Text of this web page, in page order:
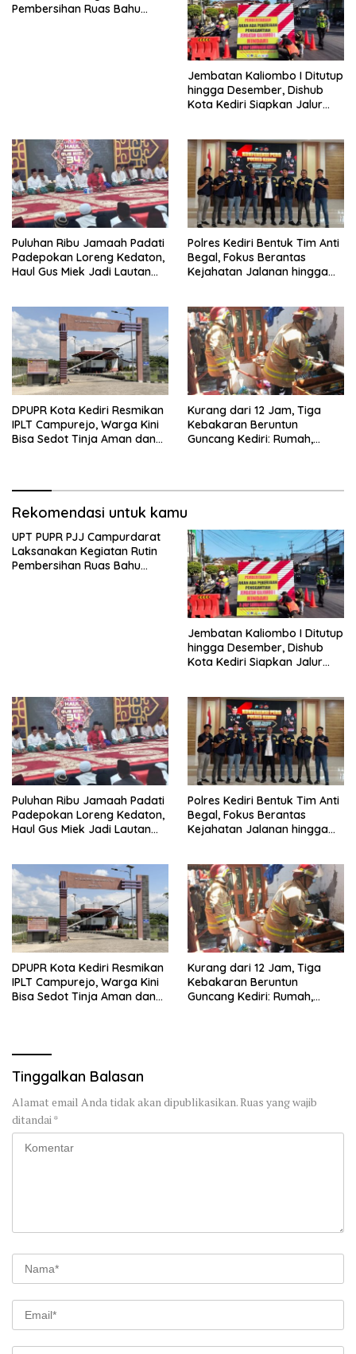
Pembersihan Ruas Bahu
Jembatan Kaliombo I Ditutup
hingga Desember, Dishub
Kota Kediri Siapkan Jalur
Puluhan Ribu Jamaah Padati
Padepokan Loreng Kedaton,
Haul Gus Miek Jadi Lautan
Polres Kediri Bentuk Tim Anti
Begal, Fokus Berantas
Kejahatan Jalanan hingga
DPUPR Kota Kediri Resmikan
IPLT Campurejo, Warga Kini
Bisa Sedot Tinja Aman dan
Kurang dari 12 Jam, Tiga
Kebakaran Beruntun
Guncang Kediri: Rumah,
Rekomendasi untuk kamu
UPT PUPR PJJ Campurdarat
Laksanakan Kegiatan Rutin
Pembersihan Ruas Bahu
Jembatan Kaliombo I Ditutup
hingga Desember, Dishub
Kota Kediri Siapkan Jalur
Puluhan Ribu Jamaah Padati
Padepokan Loreng Kedaton,
Haul Gus Miek Jadi Lautan
Polres Kediri Bentuk Tim Anti
Begal, Fokus Berantas
Kejahatan Jalanan hingga
DPUPR Kota Kediri Resmikan
IPLT Campurejo, Warga Kini
Bisa Sedot Tinja Aman dan
Kurang dari 12 Jam, Tiga
Kebakaran Beruntun
Guncang Kediri: Rumah,
Tinggalkan Balasan
Alamat email Anda tidak akan dipublikasikan.Ruas yang wajib
ditandai *